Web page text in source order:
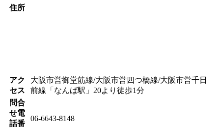
住所
アク
セス
大阪市営御堂筋線/大阪市営四つ橋線/大阪市営千日
前線「なんば駅」20より徒歩1分
問合
せ電
話番
06-6643-8148